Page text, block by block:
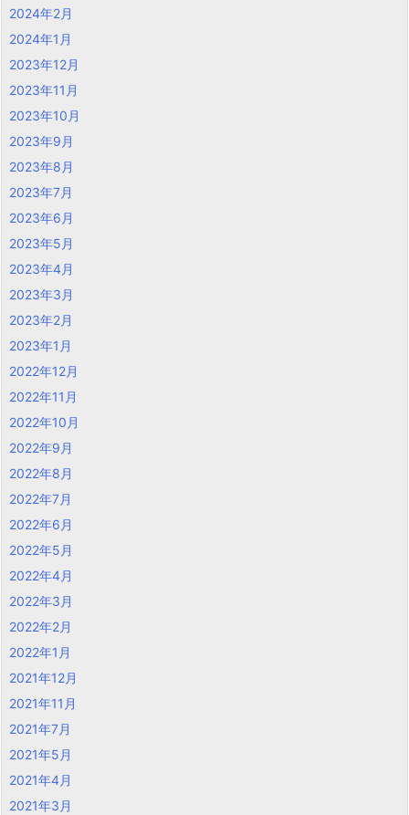
2024年2月
2024年1月
2023年12月
2023年11月
2023年10月
2023年9月
2023年8月
2023年7月
2023年6月
2023年5月
2023年4月
2023年3月
2023年2月
2023年1月
2022年12月
2022年11月
2022年10月
2022年9月
2022年8月
2022年7月
2022年6月
2022年5月
2022年4月
2022年3月
2022年2月
2022年1月
2021年12月
2021年11月
2021年7月
2021年5月
2021年4月
2021年3月